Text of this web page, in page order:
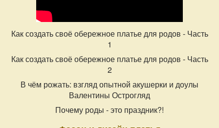
Как создать своё обережное платье для родов - Часть
1
Как создать своё обережное платье для родов - Часть
2
В чём рожать: взгляд опытной акушерки и доулы
Валентины Острогляд
Почему роды - это праздник?!